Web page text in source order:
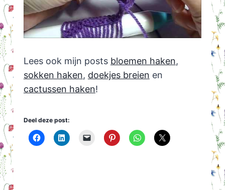
Lees ook mijn posts bloemen haken,
sokken haken, doekjes breien en
cactussen haken!
Deel deze post: